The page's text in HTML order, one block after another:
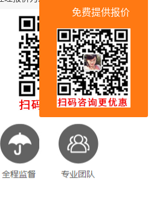
免费提供报价